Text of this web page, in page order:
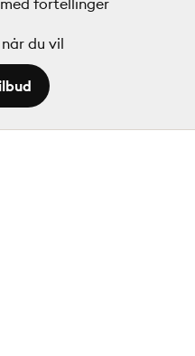
fortellinger
du vil